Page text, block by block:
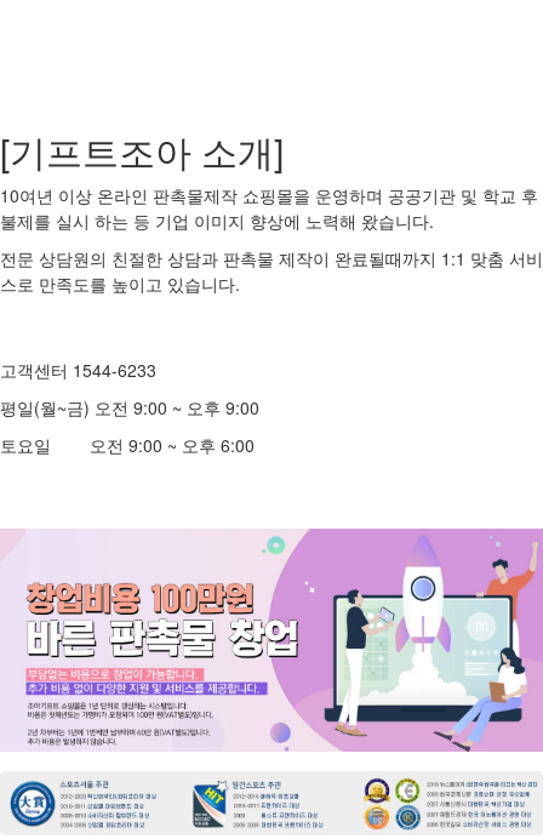
[기프트조아 소개]
10여년 이상 온라인 판촉물제작 쇼핑몰을 운영하며 공공기관 및 학교 후
불제를 실시 하는 등 기업 이미지 향상에 노력해 왔습니다.
전문 상담원의 친절한 상담과 판촉물 제작이 완료될때까지 1:1 맞춤 서비
스로 만족도를 높이고 있습니다.
고객센터 1544-6233
평일(월~금) 오전 9:00 ~ 오후 9:00
토요일 오전 9:00 ~ 오후 6:00